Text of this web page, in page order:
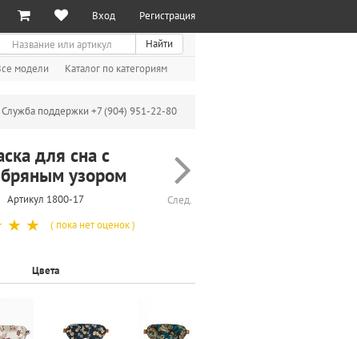
Вход Регистрация
Найти
модели Каталог по категориям
Служба поддержки +7 (904) 951-22-80
для сна с
узором
Артикул 1800-17 След.
☆
☆ ( пока нет оценок )
Цвета